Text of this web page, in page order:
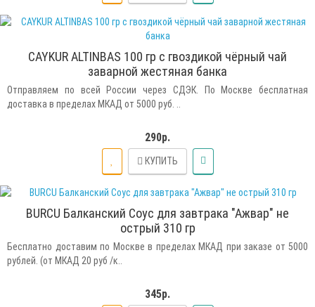
CAYKUR ALTINBAS 100 гр с гвоздикой чёрный чай
заварной жестяная банка
Отправляем по всей России через СДЭК. По Москве бесплатная
доставка в пределах МКАД от 5000 руб. ..
290р.
КУПИТЬ
BURCU Балканский Соус для завтрака "Ажвар" не
острый 310 гр
Бесплатно доставим по Москве в пределах МКАД при заказе от 5000
рублей. (от МКАД 20 руб /к..
345р.